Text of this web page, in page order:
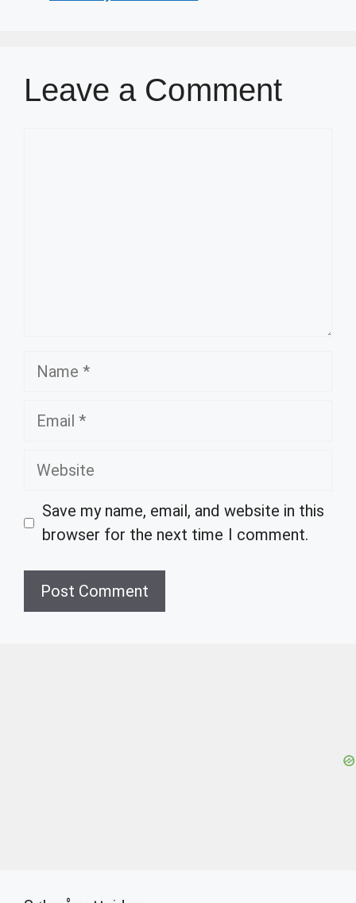
Leave a Comment
Name
Email
Website
Save my name, email, and website in this
browser for the next time I comment.